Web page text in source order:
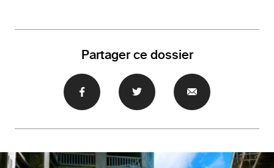
Partager ce dossier